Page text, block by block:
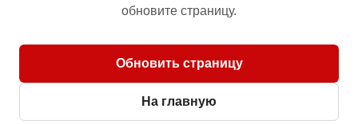
обновите страницу.
Обновить страницу
На главную